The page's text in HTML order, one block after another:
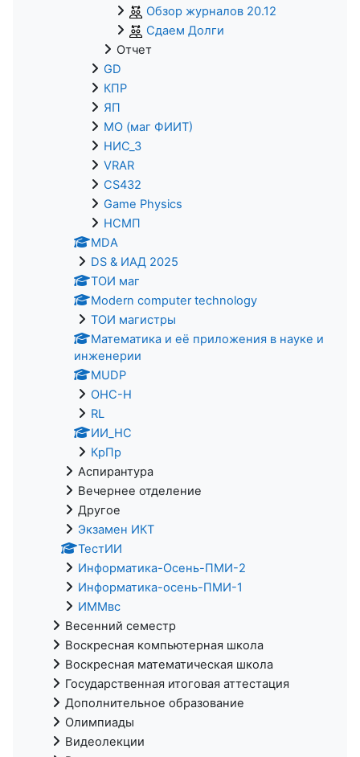
Обзор журналов 20.12
Сдаем Долги
Отчет
GD
КПР
ЯП
МО (маг ФИИТ)
НИС_3
VRAR
CS432
Game Physics
НСМП
MDA
DS & ИАД 2025
ТОИ маг
Modern computer technology
ТОИ магистры
Математика и её приложения в науке и
инженерии
MUDP
ОНС-Н
RL
ИИ_НС
КрПр
Аспирантура
Вечернее отделение
Другое
Экзамен ИКТ
ТестИИ
Информатика-Осень-ПМИ-2
Информатика-осень-ПМИ-1
ИММвс
Весенний семестр
Воскресная компьютерная школа
Воскресная математическая школа
Государственная итоговая аттестация
Дополнительное образование
Олимпиады
Видеолекции